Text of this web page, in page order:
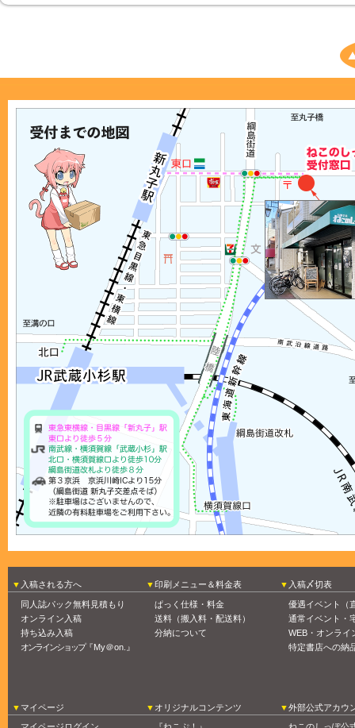
入稿される方へ
同人誌パック無料見積もり
オンライン入稿
持ち込み入稿
オンラインショップ『My＠on.』
印刷メニュー＆料金表
ぱっく仕様・料金
送料（搬入料・配送料）
分納について
入稿〆切表
優遇イベント（
通常イベント・
WEB・オンライ
特定書店への納
マイページ オリジナルコンテンツ 外部公式アカウ